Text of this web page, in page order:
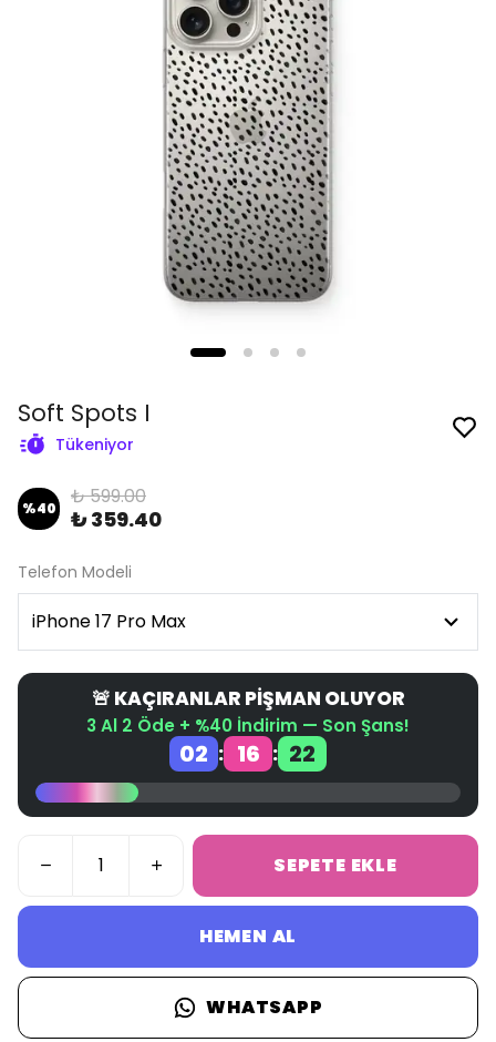
Soft Spots I
Tükeniyor
%40 ₺ 599.00
₺ 359.40
Telefon Modeli
🚨 KAÇIRANLAR PİŞMAN OLUYOR
3 Al 2 Öde + %40 İndirim — Son Şans!
02 : 16 : 22
SEPETE EKLE
HEMEN AL
WHATSAPP